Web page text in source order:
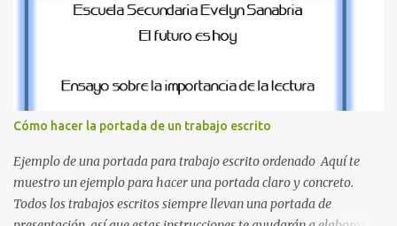
sección de evecrea.com , encontrarás imágenes individuales en alta
resolución de las siguientes letras: Letras vibrantes : La J y la M en
la Q en amarillo brillante, junto con la N y la P en un verde
inspirado en los niveles de los juegos. Formas icónicas : No te
pierdas la letra O , diseñada con ese estilo geométrico tan carac...
Cómo hacer la portada de un trabajo escrito
Ejemplo de una portada para trabajo escrito ordenado Aquí te
muestro un ejemplo para hacer una portada claro y concreto.
Todos los trabajos escritos siempre llevan una portada de